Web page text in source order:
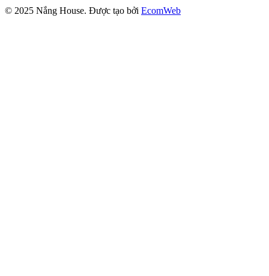
© 2025 Nắng House. Được tạo bởi EcomWeb